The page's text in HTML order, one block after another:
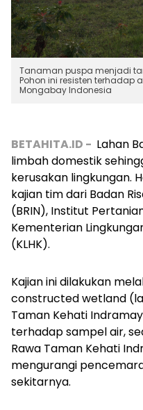
Tanaman puspa menjadi
Pohon ini resisten terhadap
Mongabay Indonesia
BETAHITA.ID - Lahan
limbah domestik
kerusakan lingkungan.
kajian tim dari Badan
(BRIN), Institut
Kementerian
(KLHK).
Kajian ini dilakukan
constructed wetland
Taman Kehati
terhadap sampel air,
Rawa Taman Kehati
mengurangi
sekitarnya.